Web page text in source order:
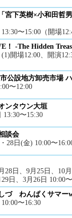
宮下英樹×小和田哲
〜15:00（開場
！ -The Hidden
開場12:00、開演
公設地方卸売市場
〜12:00
ンタウン大垣
〜15:30
談会
28日(金) 10:00〜
28日、9月25日、10
29日、3月26日
づ わんぱくサマー
〜16:30